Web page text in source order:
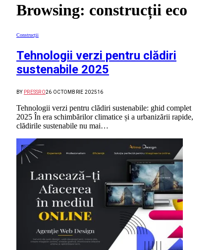
Browsing: construcții eco
Construcții
Tehnologii verzi pentru clădiri
sustenabile 2025
BY PRESSRO26 OCTOMBRIE 202516
Tehnologii verzi pentru clădiri sustenabile: ghid complet
2025 În era schimbărilor climatice și a urbanizării rapide,
clădirile sustenabile nu mai…